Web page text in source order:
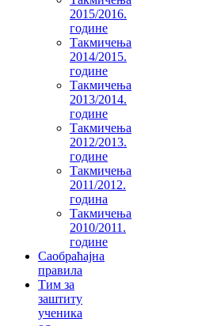
2015/2016.
године
Такмичења
2014/2015.
године
Такмичења
2013/2014.
године
Такмичења
2012/2013.
године
Такмичења
2011/2012.
година
Такмичења
2010/2011.
године
Саобраћајна
правила
Тим за
заштиту
ученика